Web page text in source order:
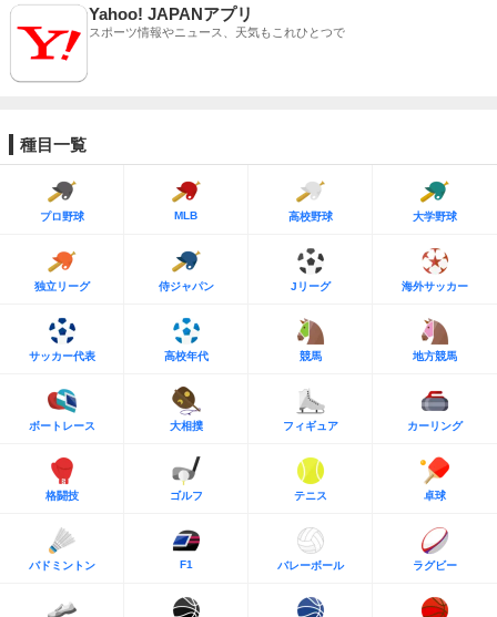
Yahoo! JAPANアプリ
スポーツ情報やニュース、天気もこれひとつで
種目一覧
プロ野球 MLB 高校野球 大学野球
独立リーグ 侍ジャパン Jリーグ 海外サッカー
サッカー代表 高校年代 競馬 地方競馬
ボートレース 大相撲 フィギュア カーリング
格闘技 ゴルフ テニス 卓球
バドミントン F1 バレーボール ラグビー